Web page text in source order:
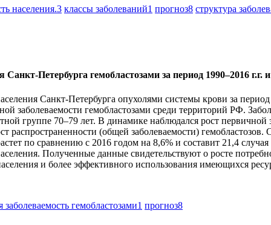
населения.3 классы заболеваний1 прогноз8 структура
Петербурга гемобластозами за период 1990–2016 г.г.
Санкт-Петербурга опухолями системы крови за
заболеваемости гемобластозами среди территорий РФ.
группе 70–79 лет. В динамике наблюдался рост
распространенности (общей заболеваемости)
по сравнению с 2016 годом на 8,6% и составит 21,4
Полученные данные свидетельствуют о росте
и более эффективного использования имеющихся
гемобластозами1 прогноз8